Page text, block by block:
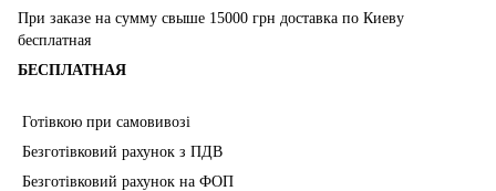
При заказе на сумму свыше 15000 грн доставка по Киеву
бесплатная
БЕСПЛАТНАЯ
Готівкою при самовивозі
Безготівковий рахунок з ПДВ
Безготівковий рахунок на ФОП